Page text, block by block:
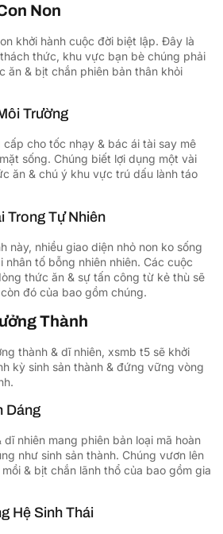
Non
khởi hành cuộc đời biệt lập. Đây là
thức, khu vực bạn bè chúng phải
ăn & bịt chắn phiên bản thân khỏi
Trường
cho tốc nhạy & bác ái tài say mê
sống. Chúng biết lợi dụng một vài
ăn & chú ý khu vực trú dấu lành táo
Trong Tự Nhiên
này, nhiều giao diện nhỏ non ko sống
tố bỗng nhiên nhiên. Các cuộc
thức ăn & sự tấn công từ kẻ thù sẽ
đó của bao gồm chúng.
Thành
thành & dĩ nhiên, xsmb t5 sẽ khởi
kỳ sinh sản thành & đứng vững vòng
Dáng
nhiên mang phiên bản loại mã hoàn
như sinh sản thành. Chúng vươn lên
& bịt chắn lãnh thổ của bao gồm gia
Hệ Sinh Thái